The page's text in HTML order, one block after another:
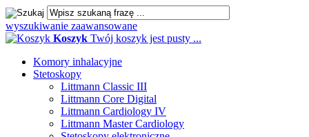
wyszukiwanie zaawansowane
Koszyk Twój koszyk jest pusty ...
Komory inhalacyjne
Stetoskopy
Littmann Classic III
Littmann Core Digital
Littmann Cardiology IV
Littmann Master Cardiology